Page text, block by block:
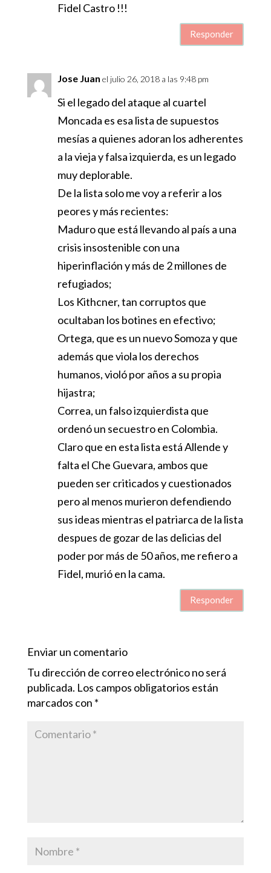
Fidel Castro !!!
Responder
Jose Juan el julio 26, 2018 a las 9:48 pm
Si el legado del ataque al cuartel
Moncada es esa lista de supuestos
mesías a quienes adoran los adherentes
a la vieja y falsa izquierda, es un legado
muy deplorable.
De la lista solo me voy a referir a los
peores y más recientes:
Maduro que está llevando al país a una
crisis insostenible con una
hiperinflación y más de 2 millones de
refugiados;
Los Kithcner, tan corruptos que
ocultaban los botines en efectivo;
Ortega, que es un nuevo Somoza y que
además que viola los derechos
humanos, violó por años a su propia
hijastra;
Correa, un falso izquierdista que
ordenó un secuestro en Colombia.
Claro que en esta lista está Allende y
falta el Che Guevara, ambos que
pueden ser criticados y cuestionados
pero al menos murieron defendiendo
sus ideas mientras el patriarca de la lista
despues de gozar de las delicias del
poder por más de 50 años, me refiero a
Fidel, murió en la cama.
Responder
Enviar un comentario
Tu dirección de correo electrónico no será
publicada. Los campos obligatorios están
marcados con *